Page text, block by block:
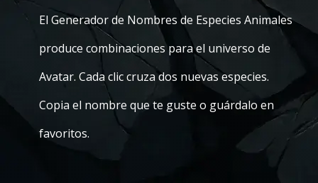
El Generador de Nombres de Especies Animales
produce combinaciones para el universo de
Avatar. Cada clic cruza dos nuevas especies.
Copia el nombre que te guste o guárdalo en
favoritos.